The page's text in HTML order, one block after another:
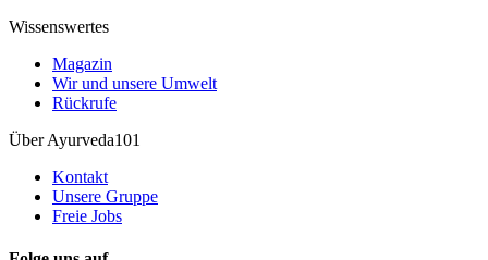
Wissenswertes
Magazin
Wir und unsere Umwelt
Rückrufe
Über Ayurveda101
Kontakt
Unsere Gruppe
Freie Jobs